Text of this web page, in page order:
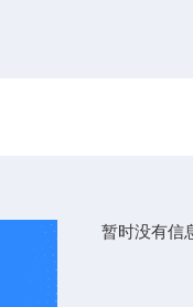
暂时没有信